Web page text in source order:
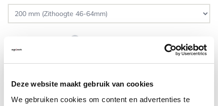
Deze website maakt gebruik van cookies
We gebruiken cookies om content en advertenties te
VOETENRING ?